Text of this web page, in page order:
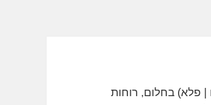
| פלא) בחלום, רוחות